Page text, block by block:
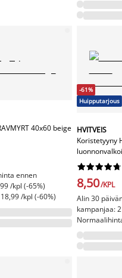
40x60 beige
ennen
/kpl (-65%)
/kpl (-60%)
-61%
Huipputarjous
HVITVEIS
Koristetyyny






8,50/KPL
Alin 30
kampanjaa: